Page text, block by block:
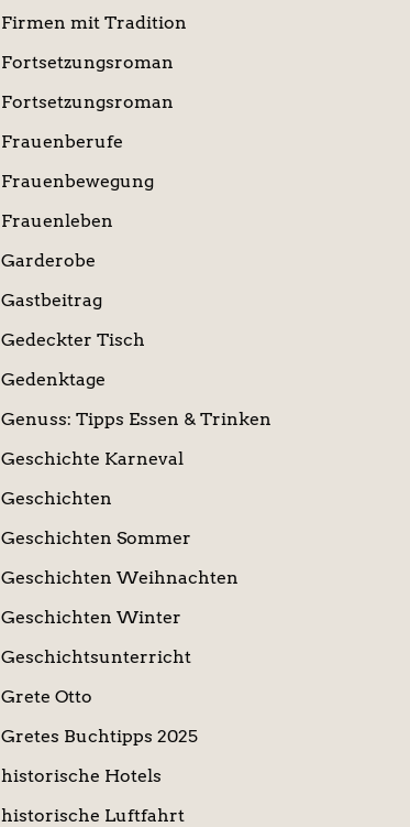
Firmen mit Tradition
Fortsetzungsroman
Fortsetzungsroman
Frauenberufe
Frauenbewegung
Frauenleben
Garderobe
Gastbeitrag
Gedeckter Tisch
Gedenktage
Genuss: Tipps Essen & Trinken
Geschichte Karneval
Geschichten
Geschichten Sommer
Geschichten Weihnachten
Geschichten Winter
Geschichtsunterricht
Grete Otto
Gretes Buchtipps 2025
historische Hotels
historische Luftfahrt